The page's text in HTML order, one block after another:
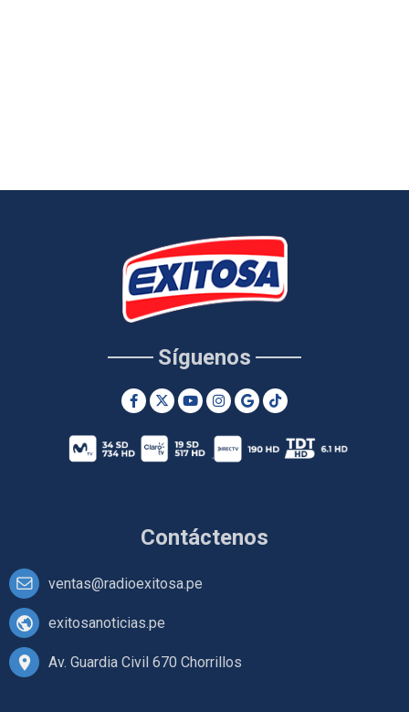
Contáctenos
ventas@radioexitosa.pe
exitosanoticias.pe
Av. Guardia Civil 670 Chorrillos
Síguenos